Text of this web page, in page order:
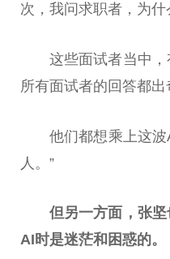
次，我问求职者，为什
这些面试者当中
所有面试者的回答都出
他们都想乘上这
人。”
但另一方面，张
AI时是迷茫和困惑的。